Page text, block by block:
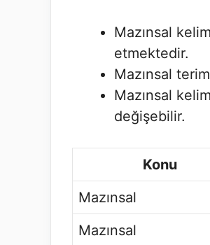
Mazınsal
etmektedir.
Mazınsal
Mazınsal
değişebilir.
Konu
Mazınsal
Mazınsal